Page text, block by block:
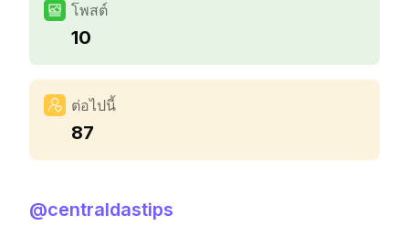
โพสต์
10
ต่อไปนี้
87
@centraldastips